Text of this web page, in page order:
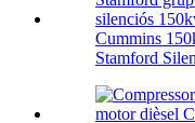
Cummins
Stamford